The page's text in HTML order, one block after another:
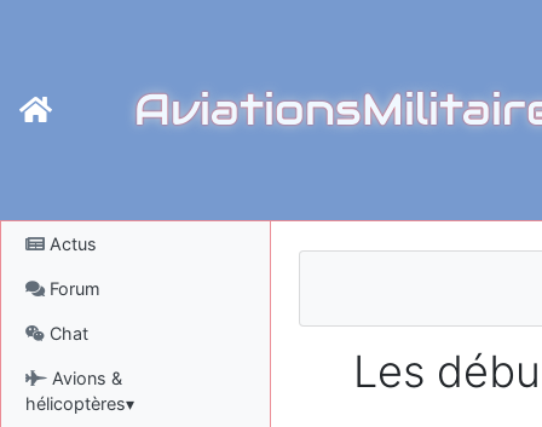
Actus
Forum
Chat
Avions &
hélicoptères▾
Les